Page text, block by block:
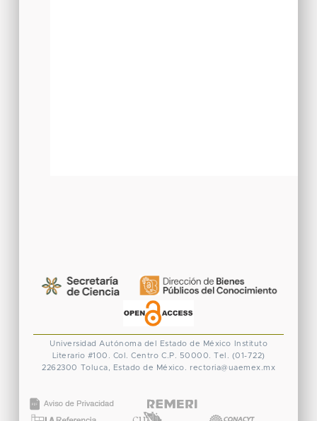
Universidad Autónoma del Estado de México
Instituto
Literario #100. Col. Centro C.P. 50000. Tel. (01-722)
2262300 Toluca, Estado de México. rectoria@uaemex.mx